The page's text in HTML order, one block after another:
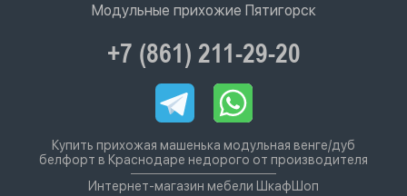
Модульные прихожие Пятигорск
+7 (861) 211-29-20
Купить прихожая машенька модульная венге/дуб
белфорт в Краснодаре недорого от производителя
Интернет-магазин мебели ШкафШоп